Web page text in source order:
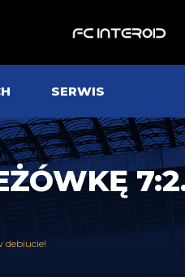
SERWIS
debiucie!